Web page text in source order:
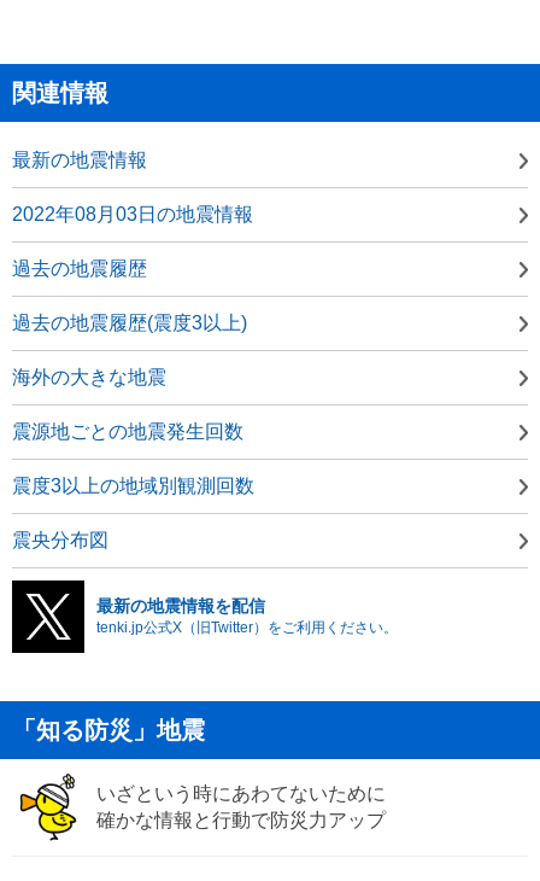
関連情報
最新の地震情報
2022年08月03日の地震情報
過去の地震履歴
過去の地震履歴(震度3以上)
海外の大きな地震
震源地ごとの地震発生回数
震度3以上の地域別観測回数
震央分布図
最新の地震情報を配信
tenki.jp公式X（旧Twitter）をご利用ください。
「知る防災」地震
いざという時にあわてないために
確かな情報と行動で防災力アップ